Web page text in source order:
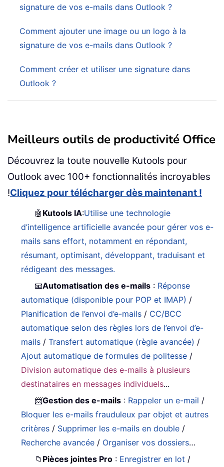
signature de vos e-mails dans Outlook ?
Comment ajouter une image ou un logo à la
signature de vos e-mails dans Outlook ?
Comment créer et utiliser une signature dans
Outlook ?
Meilleurs outils de productivité Office
Découvrez la toute nouvelle Kutools pour
Outlook avec 100+ fonctionnalités incroyables
!Cliquez pour télécharger dès maintenant !
🤖 Kutools IA:Utilise une technologie
d’intelligence artificielle avancée pour gérer vos e-
mails sans effort, notamment en répondant,
résumant, optimisant, développant, traduisant et
rédigeant des messages.
📧Automatisation des e-mails : Réponse
automatique (disponible pour POP et IMAP) /
Planification de l’envoi d’e-mails / CC/BCC
automatique selon des règles lors de l’envoi d’e-
mails /Transfert automatique (règle avancée) /
Ajout automatique de formules de politesse /
Division automatique des e-mails à plusieurs
destinataires en messages individuels...
📨Gestion des e-mails : Rappeler un e-mail /
Bloquer les e-mails frauduleux par objet et autres
critères / Supprimer les e-mails en double /
Recherche avancée / Organiser vos dossiers…
📁 Pièces jointes Pro : Enregistrer en lot /